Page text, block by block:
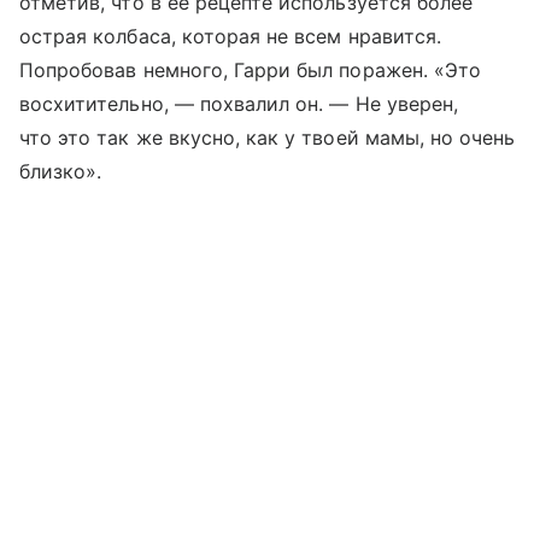
острая колбаса, которая не всем нравится.
Попробовав немного, Гарри был поражен. «Это
восхитительно, — похвалил он. — Не уверен,
что это так же вкусно, как у твоей мамы, но очень
близко».